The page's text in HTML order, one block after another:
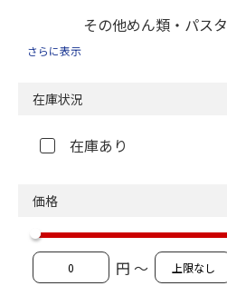
その他めん類・パスタ
さらに表示
在庫状況
在庫あり
価格
円 ～